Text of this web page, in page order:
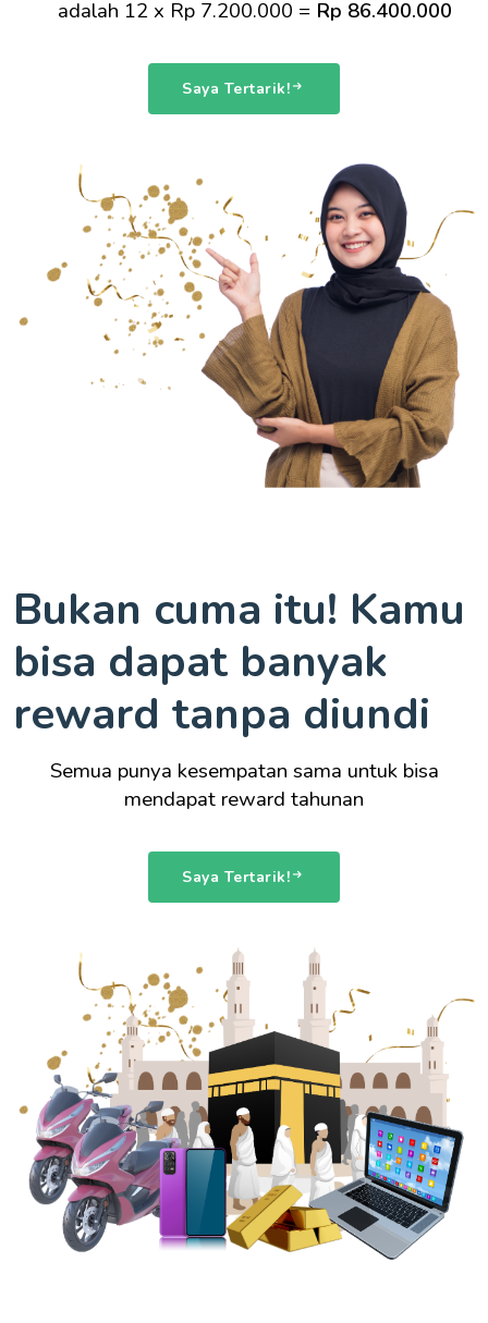
adalah 12 x Rp 7.200.000 = Rp 86.400.000
Saya Tertarik!
Bukan cuma itu! Kamu
bisa dapat banyak
reward tanpa diundi
Semua punya kesempatan sama untuk bisa
mendapat reward tahunan
Saya Tertarik!